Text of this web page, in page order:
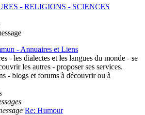
message
- RELIGIONS - SCIENCES
- Annuaires et Liens
- les dialectes et les langues du monde - se
les autres - proposer ses services.
- blogs et forums à découvrir ou à
Re: Humour